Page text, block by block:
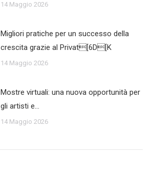
14 Maggio 2026
Migliori pratiche per un successo della
crescita grazie al Privat[6D[K
14 Maggio 2026
Mostre virtuali: una nuova opportunità per
gli artisti e…
14 Maggio 2026